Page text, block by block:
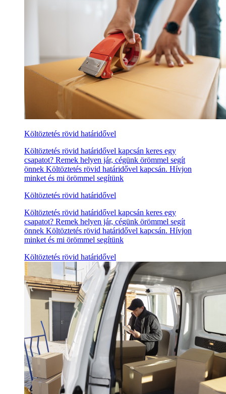
Költöztetés rövid határidővel
Költöztetés rövid határidővel kapcsán keres egy
csapatot? Remek helyen jár, cégünk örömmel segít
önnek Költöztetés rövid határidővel kapcsán. Hívjon
minket és mi örömmel segítünk
Költöztetés rövid határidővel
Költöztetés rövid határidővel kapcsán keres egy
csapatot? Remek helyen jár, cégünk örömmel segít
önnek Költöztetés rövid határidővel kapcsán. Hívjon
minket és mi örömmel segítünk
Költöztetés rövid határidővel